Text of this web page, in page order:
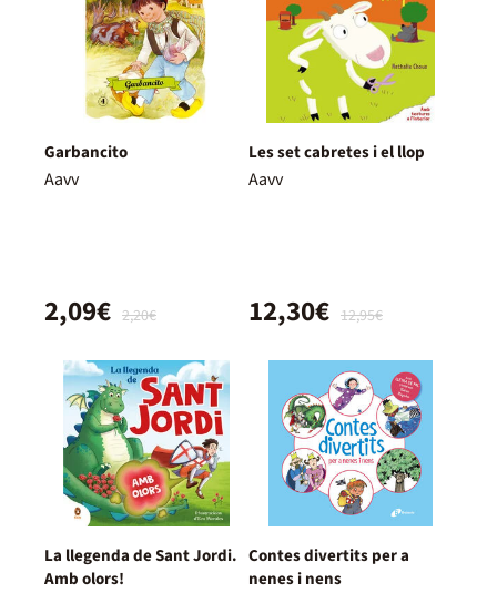
Garbancito
Aavv
2,20€
2,09€
Les set cabretes i el llop
Aavv
12,95€
12,30€
La llegenda de Sant Jordi.
Amb olors!
Contes divertits per a
nenes i nens